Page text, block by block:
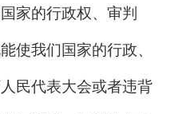
家的行政权、审判
使我们国家的行政、
民代表大会或者违背